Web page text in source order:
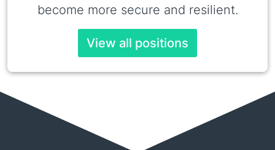
become more secure and resilient.
View all positions